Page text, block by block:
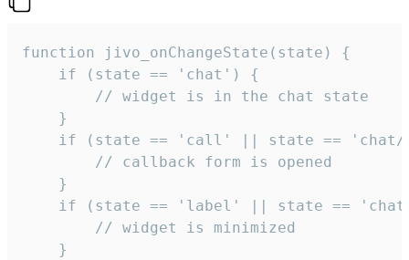
function jivo_onChangeState(state) {
    if (state == 'chat') {
        // widget is in the chat state
    }
if (state == 'call' || state ==
        // callback form is opened
    }
if (state == 'label' || state ==
        // widget is minimized
    }